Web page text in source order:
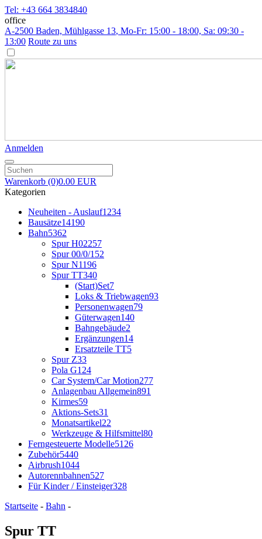
Tel: +43 664 3834840
office
A-2500 Baden, Mühlgasse 13, Mo-Fr: 15:00 - 18:00, Sa: 09:30 -
13:00 Route zu uns
Anmelden
Warenkorb (0)0.00 EUR
Kategorien
Neuheiten - Auslauf1234
Bausätze14190
Bahn5362
Spur H02257
Spur 00/0/1 52
Spur N1196
Spur TT340
(Start)Set7
Loks & Triebwagen93
Personenwagen79
Güterwagen140
Bahngebäude2
Ergänzungen14
Ersatzteile TT5
Spur Z33
Pola G124
Car System/Car Motion277
Anlagenbau Allgemein891
Kirmes59
Aktions-Sets31
Monatsartikel22
Werkzeuge & Hilfsmittel80
Ferngesteuerte Modelle5126
Zubehör5440
Airbrush1044
Autorennbahnen527
Für Kinder / Einsteiger328
Startseite - Bahn -
Spur TT